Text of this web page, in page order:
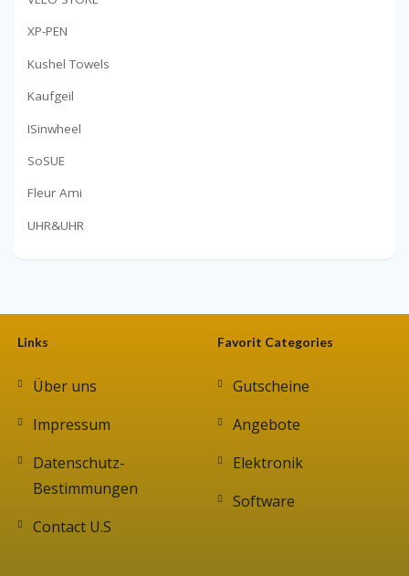
XP-PEN
Kushel Towels
Kaufgeil
ISinwheel
SoSUE
Fleur Ami
UHR&UHR
Links
Über uns
Impressum
Datenschutz-
Bestimmungen
Contact U.S
Favorit Categories
Gutscheine
Angebote
Elektronik
Software